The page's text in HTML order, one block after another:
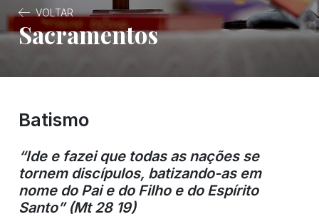
VOLTAR
Sacramentos
Batismo
“Ide e fazei que todas as nações se
tornem discípulos, batizando-as em
nome do Pai e do Filho e do Espírito
Santo” (Mt 28 19)